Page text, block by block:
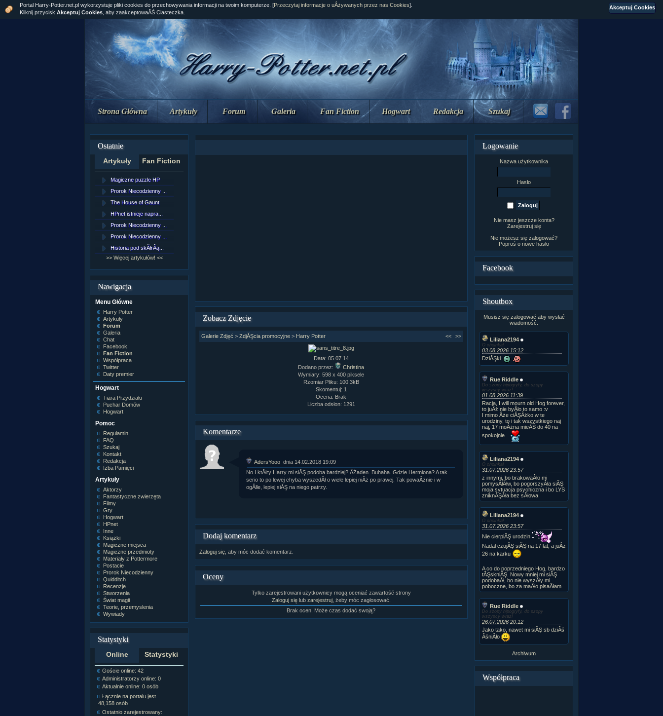
Strona Główna Artykuły Forum Galeria Fan Fiction Hogwart Redakcja Szukaj
Ostatnie
Artykuły Fan Fiction
Magiczne puzzle HP
Prorok Niecodzienny ...
The House of Gaunt
HPnet istnieje napra...
Prorok Niecodzienny ...
Prorok Niecodzienny ...
Historia pod skĂłrÂą...
>> Więcej artykułów! <<
Nawigacja
Menu Główne
Harry Potter
Artykuły
Forum
Galeria
Chat
Facebook
Fan Fiction
Współpraca
Twitter
Daty premier
Hogwart
Tiara Przydziału
Puchar Domów
Hogwart
Pomoc
Regulamin
FAQ
Szukaj
Kontakt
Redakcja
Izba Pamięci
Artykuły
Aktorzy
Fantastyczne zwierzęta
Filmy
Gry
Hogwart
HPnet
Inne
Książki
Magiczne miejsca
Magiczne przedmioty
Materiały z Pottermore
Postacie
Prorok Niecodzienny
Quidditch
Recenzje
Stworzenia
Świat magii
Teorie, przemyslenia
Wywiady
Statystyki
Online Statystyki
Goście online: 42
Administratorzy online: 0
Aktualnie online: 0 osób
Łącznie na portalu jest
48,158 osób
Ostatnio zarejestrowany:
Portal Harry-Potter.net.pl wykorzystuje pliki cookies do przechowywania informacji na twoim komputerze. [Przeczytaj informacje o uÂżywanych przez nas Cookies].
Kliknij przycisk Akceptuj Cookies , aby zaakceptowaĂŚ Ciasteczka.
Zobacz Zdjęcie
Galerie Zdjęć > ZdjĂŞcia promocyjne > Harry Potter << >>
Data: 05.07.14
Dodano przez:
Christina
Wymiary: 598 x 400 piksele
Rzomiar Pliku: 100.3kB
Skomentuj: 1
Ocena: Brak
Liczba odsłon: 1291
Komentarze
AdersYooo dnia 14.02.2018 19:09
No I ktĂłry Harry mi siĂŞ podoba bardziej? ÂŻaden. Buhaha. Gdzie Hermiona? A tak
serio to po lewej chyba wyszedÂł o wiele lepiej niÂż po prawej. Tak powaÂżnie i w
ogĂłle, lepiej siĂŞ na niego patrzy.
Dodaj komentarz
Zaloguj się, aby móc dodać komentarz.
Oceny
Tylko zarejestrowani użytkownicy mogą oceniać zawartość strony
Zaloguj sięlub zarejestruj, żeby móc zagłosować.
Brak ocen. Może czas dodać swoją?
Logowanie
Nazwa użytkownika
Hasło
Nie masz jeszcze konta?
Zarejestruj się
Nie możesz się zalogować?
Poproś o nowe hasło
Facebook
Shoutbox
Musisz się zalogować aby wysłać
wiadomość.
Liliana2194
O choinka!
03.08.2026 15:12
DziĂŞki
Rue Riddle
Do szopy hipogryfy, do szopy
wszyscy wraz!
01.08.2026 11:39
Racja, I will mourn old Hog forever,
to juÂż nie byÂło to samo :v
I mimo Âże ciĂŞÂżko w te
urodziny, to i tak wszystkiego naj
naj, 17 moÂżna mieĂŚ do 40 na
spokojnie
Liliana2194
O choinka!
31.07.2026 23:57
z innymi, bo brakowaÂło mi
pomysÂłĂłw, bo pogorszyÂła siĂŞ
moja sytuacja psychiczna i bo LYS
zniknĂŞÂła bez sÂłowa
Liliana2194
O choinka!
31.07.2026 23:57
Nie cierpiĂŞ urodzin
Nadal czujĂŞ siĂŞ na 17 lat, a juÂż
26 na karku
A co do poprzedniego Hog, bardzo
tĂŞskniĂŞ. Nowy mniej mi siĂŞ
podobaÂł, bo nie wyszÂły mi
poboczne, bo za maÂło pisaÂłam
Rue Riddle
Do szopy hipogryfy, do szopy
wszyscy wraz!
26.07.2026 20:12
Jako tako, nawet mi siĂŞ sb dziÂś
ÂśniÂło
Archiwum
Współpraca